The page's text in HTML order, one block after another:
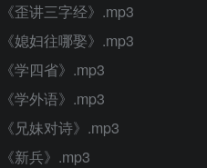
歪讲三字经》.mp3
媳妇往哪娶》.mp3
学四省》.mp3
学外语》.mp3
兄妹对诗》.mp3
新兵》.mp3